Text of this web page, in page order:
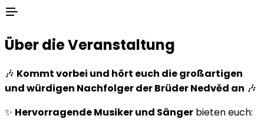
Über die Veranstaltung
🎶 Kommt vorbei und hört euch die großartigen
und würdigen Nachfolger der Brüder Nedvěd an 🎶
✨ Hervorragende Musiker und Sänger bieten euch: